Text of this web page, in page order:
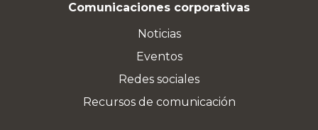
Comunicaciones corporativas
Noticias
Eventos
Redes sociales
Recursos de comunicación